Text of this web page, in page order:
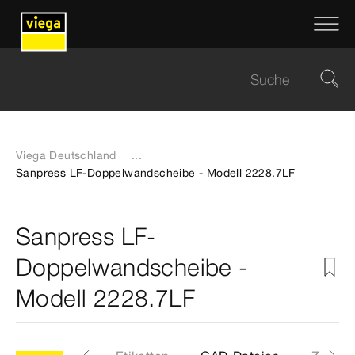
Viega Deutschland
...
Sanpress LF-Doppelwandscheibe - Modell 2228.7LF
Sanpress LF-
Doppelwandscheibe -
Modell 2228.7LF